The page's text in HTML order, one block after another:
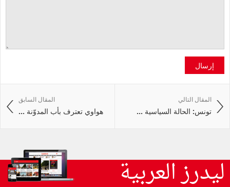
إرسال
المقال السابق
هواوي تعترف بأب المدوّنة ...
المقال التالي
تونس: الحالة السياسية ...
ليدرز العربية